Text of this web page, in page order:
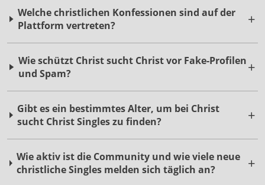
Plattform vertreten?
und Spam?
sucht Christ Singles zu finden?
christliche Singles melden sich täglich an?